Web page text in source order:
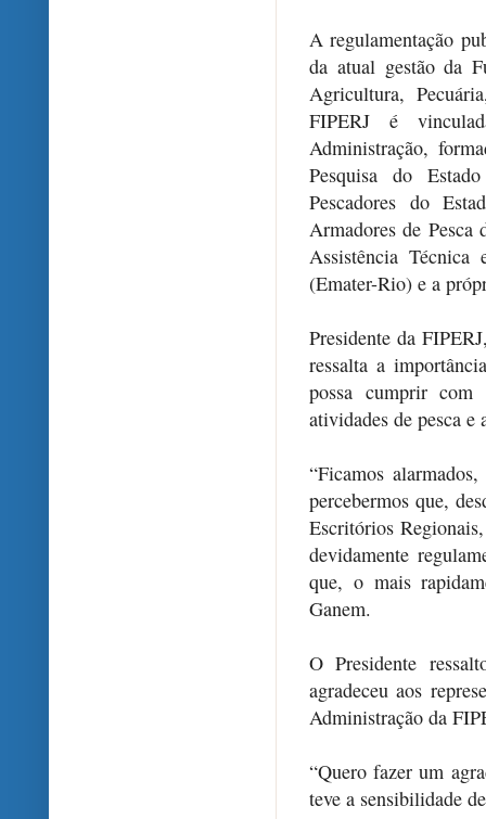
A regulamentação
da atual gestão da
Agricultura,
FIPERJ é
Administração,
Pesquisa do
Pescadores do
Armadores de Pesca
Assistência
(Emater-Rio) e a
Presidente da
ressalta a
possa cumprir
atividades de pesca
“Ficamos
percebermos que,
Escritórios
devidamente
que, o mais
Ganem.
O Presidente
agradeceu aos
Administração da
“Quero fazer um
teve a sensibilidade